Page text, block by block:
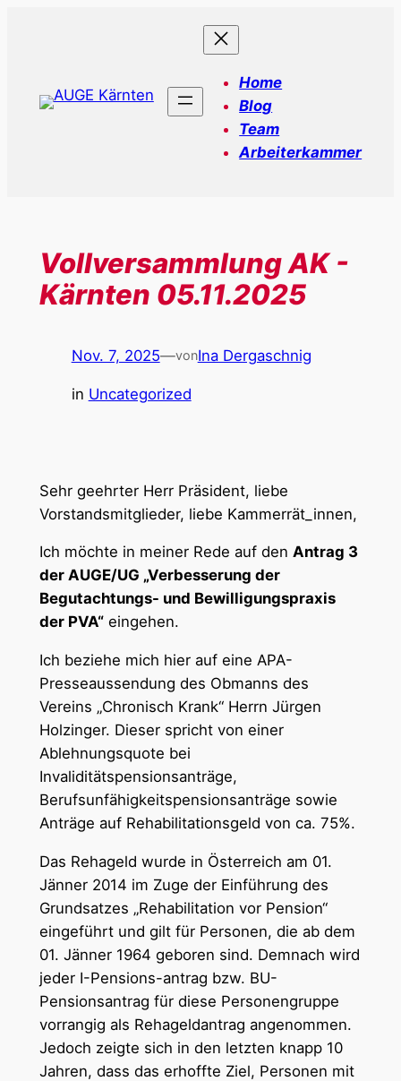
Home
Blog
Team
Arbeiterkammer
Vollversammlung AK -
Kärnten 05.11.2025
Nov. 7, 2025—vonIna Dergaschnig
in Uncategorized
Sehr geehrter Herr Präsident, liebe
Vorstandsmitglieder, liebe Kammerrät_innen,
Ich möchte in meiner Rede auf den Antrag 3
der AUGE/UG „Verbesserung der
Begutachtungs- und Bewilligungspraxis
der PVA“eingehen.
Ich beziehe mich hier auf eine APA-
Presseaussendung des Obmanns des
Vereins „Chronisch Krank“ Herrn Jürgen
Holzinger. Dieser spricht von einer
Ablehnungsquote bei
Invaliditätspensionsanträge,
Berufsunfähigkeitspensionsanträge sowie
Anträge auf Rehabilitationsgeld von ca. 75%.
Das Rehageld wurde in Österreich am 01.
Jänner 2014 im Zuge der Einführung des
Grundsatzes „Rehabilitation vor Pension“
eingeführt und gilt für Personen, die ab dem
01. Jänner 1964 geboren sind. Demnach wird
jeder I-Pensions-antrag bzw. BU-
Pensionsantrag für diese Personengruppe
vorrangig als Rehageldantrag angenommen.
Jedoch zeigte sich in den letzten knapp 10
Jahren, dass das erhoffte Ziel, Personen mit